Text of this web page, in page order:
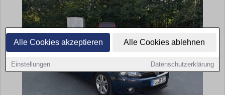
Alle Cookies akzeptieren Alle Cookies ablehnen
Einstellungen Datenschutzerklärung